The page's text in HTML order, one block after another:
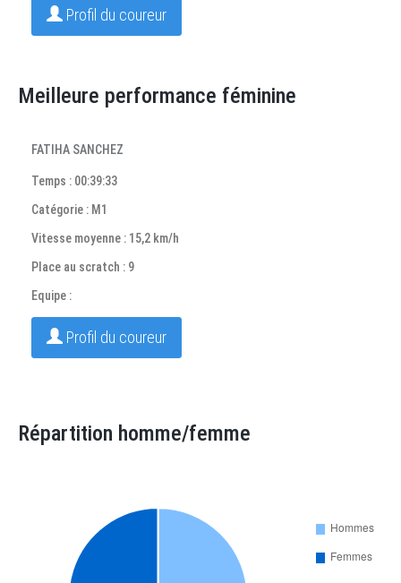
Profil du coureur
Meilleure performance féminine
FATIHA SANCHEZ
Temps : 00:39:33
Catégorie : M1
Vitesse moyenne : 15,2 km/h
Place au scratch : 9
Equipe :
Profil du coureur
Répartition homme/femme